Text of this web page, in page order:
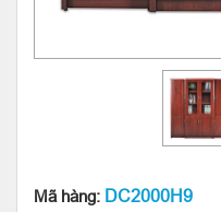
Mã hàng: DC2000H9